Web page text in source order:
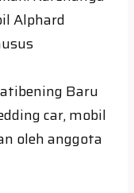
Alphard
Baru
car, mobil
oleh anggota